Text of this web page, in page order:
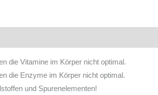
Glasflasche
Menge
die Vitamine im Körper nicht optimal.
die Enzyme im Körper nicht optimal.
und Spurenelementen!